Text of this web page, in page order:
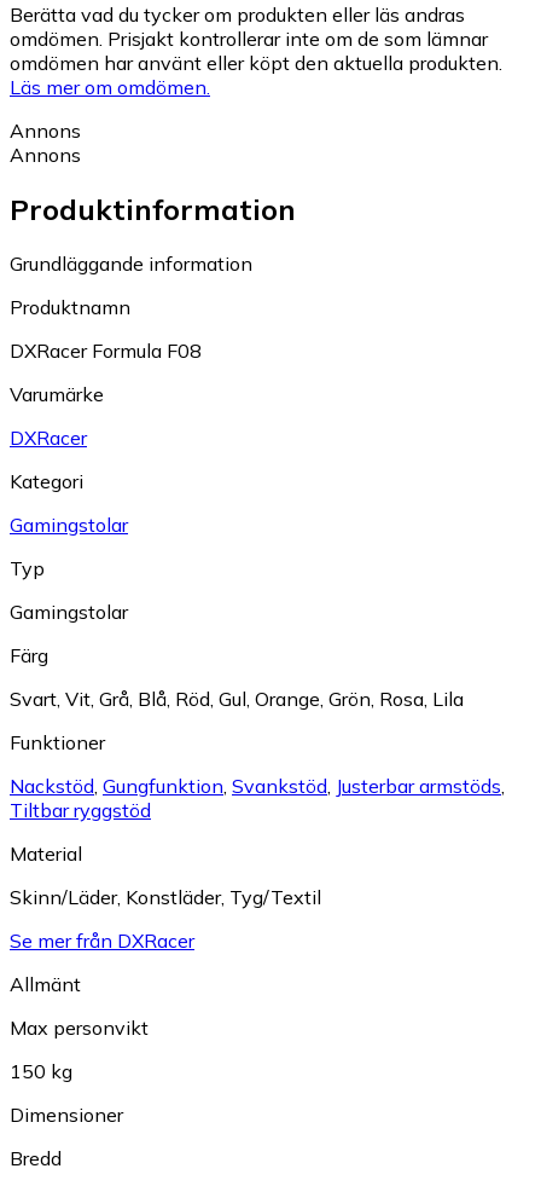
Berätta vad du tycker om produkten eller läs andras
omdömen. Prisjakt kontrollerar inte om de som lämnar
omdömen har använt eller köpt den aktuella produkten.
Läs mer om omdömen.
Annons
Annons
Produktinformation
Grundläggande information
Produktnamn
DXRacer Formula F08
Varumärke
DXRacer
Kategori
Gamingstolar
Typ
Gamingstolar
Färg
Svart Vit Grå Blå Röd Gul Orange Grön Rosa Lila
Funktioner
Nackstöd Gungfunktion Svankstöd Justerbar armstöds
Tiltbar ryggstöd
Material
Skinn/Läder, Konstläder, Tyg/Textil
Se mer från DXRacer
Allmänt
Max personvikt
150 kg
Dimensioner
Bredd